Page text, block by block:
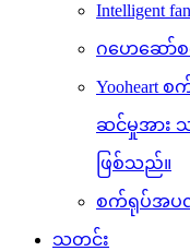
Intelligent
ဂဟေဆော်စက်
Yooheart
ဆင်မှုအား
ဖြစ်သည်။
စက်ရုပ်အပလီ
သတင်း